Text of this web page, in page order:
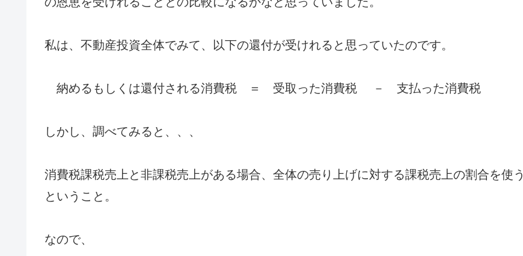
私は、不動産投資全体でみて、以下の還付が受けれると思っていたのです。
納めるもしくは還付される消費税 ＝ 受取った消費税 － 支払った消費税
しかし、調べてみると、、、
消費税課税売上と非課税売上がある場合、全体の売り上げに対する課税売上の割合を使う
ということ。
なので、